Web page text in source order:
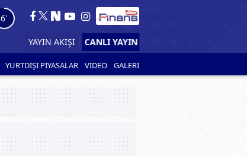
5'
YAYIN AKIŞI
CANLI YAYIN
YURTDIŞI PİYASALAR VİDEO GALERİ